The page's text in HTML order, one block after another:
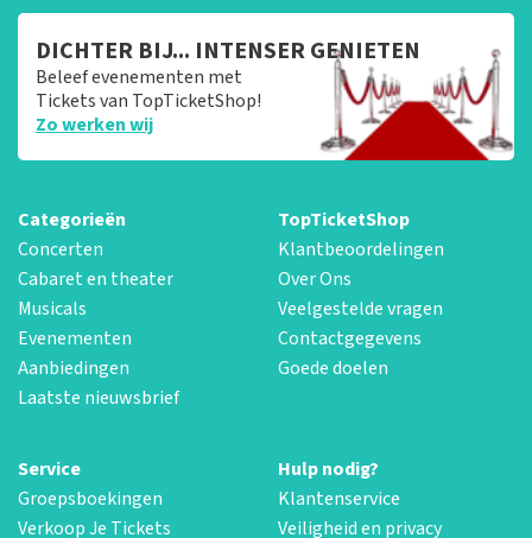
DICHTER BIJ... INTENSER GENIETEN
Beleef evenementen met
Tickets van TopTicketShop!
Zo werken wij
Categorieën
Concerten
Cabaret en theater
Musicals
Evenementen
Aanbiedingen
Laatste nieuwsbrief
TopTicketShop
Klantbeoordelingen
Over Ons
Veelgestelde vragen
Contactgegevens
Goede doelen
Service
Groepsboekingen
Verkoop Je Tickets
Hulp nodig?
Klantenservice
Veiligheid en privacy